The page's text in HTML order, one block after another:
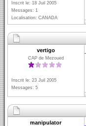
Inscrit le: 18 Juil 2005
Messages: 1
Localisation: CANADA
vertigo
CAP de Mezoued
Inscrit le: 23 Juil 2005
Messages: 5
manipulator